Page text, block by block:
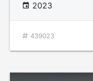
2023
439023